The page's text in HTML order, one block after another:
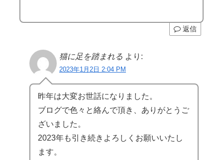
返信
猫に足を踏まれる より:
2023年1月2日 2:04 PM
昨年は大変お世話になりました。
ブログで色々と絡んで頂き、ありがとうご
ざいました。
2023年も引き続きよろしくお願いいたし
ます。